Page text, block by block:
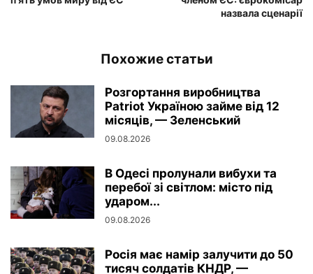
назвала сценарії
Похожие статьи
Розгортання виробництва
Patriot Україною займе від 12
місяців, — Зеленський
09.08.2026
В Одесі пролунали вибухи та
перебої зі світлом: місто під
ударом...
09.08.2026
Росія має намір залучити до 50
тисяч солдатів КНДР, —